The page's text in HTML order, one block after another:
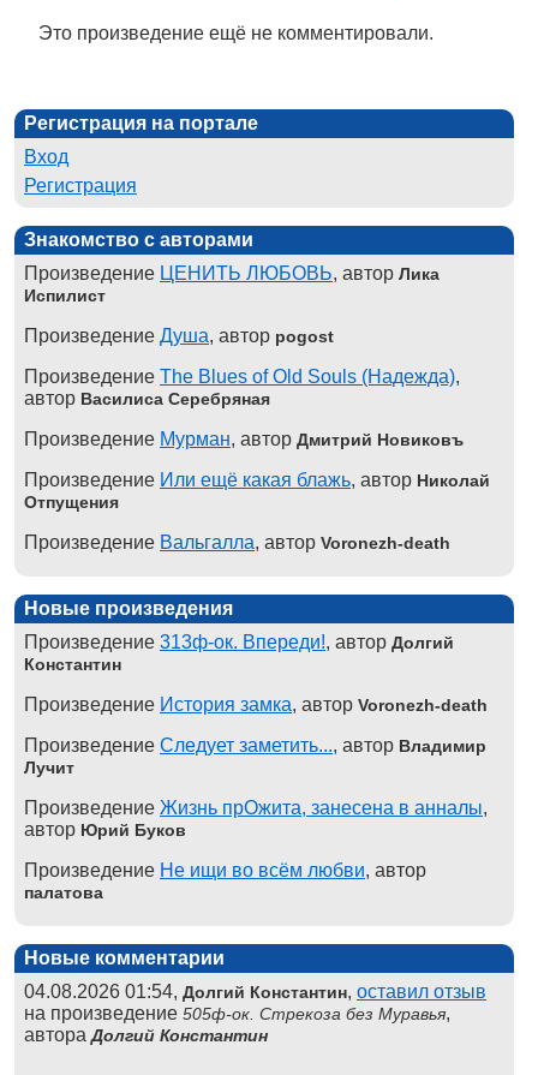
Это произведение ещё не комментировали.
Регистрация на портале
Вход
Регистрация
Знакомство с авторами
Произведение ЦЕНИТЬ ЛЮБОВЬ, автор Лика
Испилист
Произведение Душа, автор pogost
Произведение The Blues of Old Souls (Надежда),
автор Василиса Серебряная
Произведение Мурман, автор Дмитрий Новиковъ
Произведение Или ещё какая блажь, автор Николай
Отпущения
Произведение Вальгалла, автор Voronezh-death
Новые произведения
Произведение 313ф-ок. Впереди!, автор Долгий
Константин
Произведение История замка, автор Voronezh-death
Произведение Следует заметить..., автор Владимир
Лучит
Произведение Жизнь прОжита, занесена в анналы,
автор Юрий Буков
Произведение Не ищи во всём любви, автор
палатова
Новые комментарии
04.08.2026 01:54, Долгий Константин, оставил отзыв
на произведение 505ф-ок. Стрекоза без Муравья,
автораДолгий Константин